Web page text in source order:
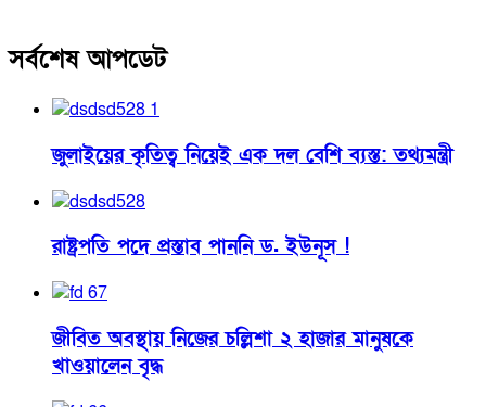
সর্বশেষ আপডেট
জুলাইয়ের কৃতিত্ব নিয়েই এক দল বেশি ব্যস্ত: তথ্যমন্ত্রী
রাষ্ট্রপতি পদে প্রস্তাব পাননি ড. ইউনূস !
জীবিত অবস্থায় নিজের চল্লিশা ২ হাজার মানুষকে
খাওয়ালেন বৃদ্ধ